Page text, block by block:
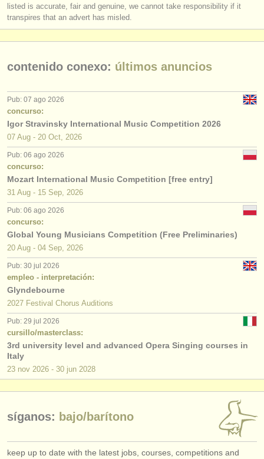
listed is accurate, fair and genuine, we cannot take responsibility if it
transpires that an advert has misled.
contenido conexo: últimos anuncios
Pub: 07 ago 2026
concurso:
Igor Stravinsky International Music Competition 2026
07 Aug - 20 Oct, 2026
Pub: 06 ago 2026
concurso:
Mozart International Music Competition [free entry]
31 Aug - 15 Sep, 2026
Pub: 06 ago 2026
concurso:
Global Young Musicians Competition (Free Preliminaries)
20 Aug - 04 Sep, 2026
Pub: 30 jul 2026
empleo - interpretación:
Glyndebourne
2027 Festival Chorus Auditions
Pub: 29 jul 2026
cursillo/masterclass:
3rd university level and advanced Opera Singing courses in
Italy
23 nov 2026 - 30 jun 2028
síganos: bajo/barítono
keep up to date with the latest jobs, courses, competitions and